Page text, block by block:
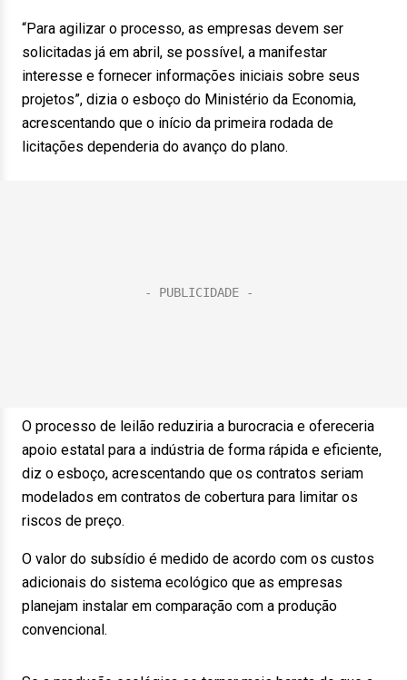
“Para agilizar o processo, as empresas devem ser
solicitadas já em abril, se possível, a manifestar
interesse e fornecer informações iniciais sobre seus
projetos”, dizia o esboço do Ministério da Economia,
acrescentando que o início da primeira rodada de
licitações dependeria do avanço do plano.
O processo de leilão reduziria a burocracia e ofereceria
apoio estatal para a indústria de forma rápida e eficiente,
diz o esboço, acrescentando que os contratos seriam
modelados em contratos de cobertura para limitar os
riscos de preço.
O valor do subsídio é medido de acordo com os custos
adicionais do sistema ecológico que as empresas
planejam instalar em comparação com a produção
convencional.